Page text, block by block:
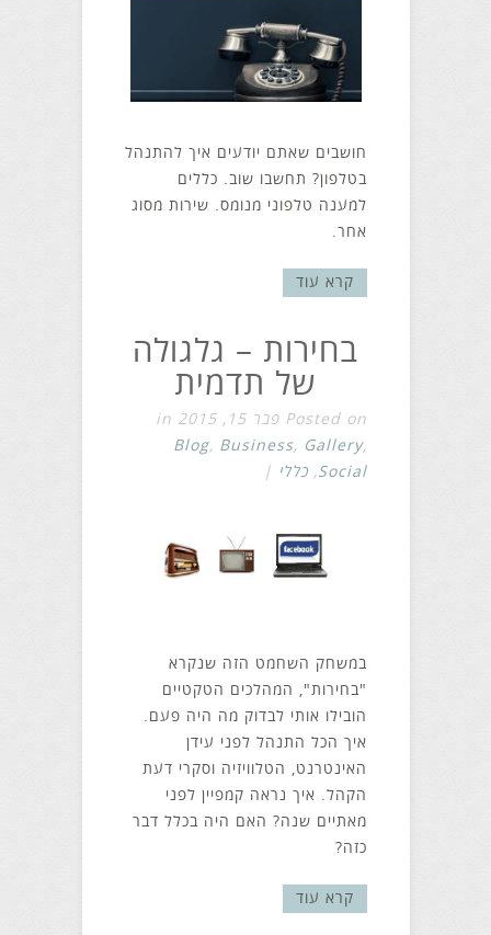
חושבים שאתם יודעים איך להתנהל
בטלפון? תחשבו שוב. כללים
למענה טלפוני מנומס. שירות מסוג
אחר.
קרא עוד
בחירות – גלגולה
של תדמית
Posted on פבר 15, 2015 in
Blog, Business, Gallery,
Social
,כללי |
במשחק השחמט הזה שנקרא
"בחירות", המהלכים הטקטיים
הובילו אותי לבדוק מה היה פעם.
איך הכל התנהל לפני עידן
האינטרנט, הטלוויזיה וסקרי דעת
הקהל. איך נראה קמפיין לפני
מאתיים שנה? האם היה בכלל דבר
כזה?
קרא עוד